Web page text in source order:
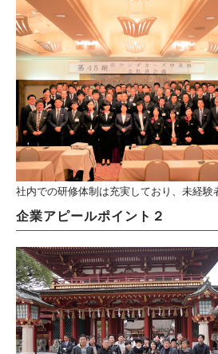
社内での研修体制は充実しており、未経験
企業アピールポイント２